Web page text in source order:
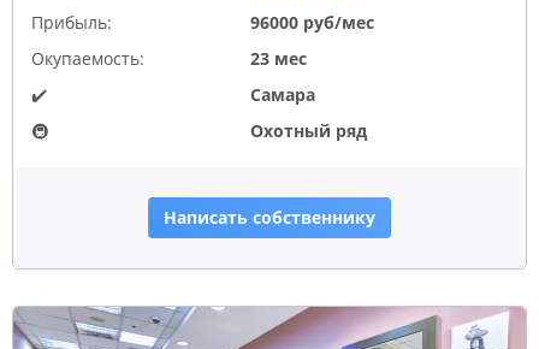
Прибыль:
96000 руб/мес
Окупаемость:
23 мес
✔️
Самара
🚇
Охотный ряд
Написать собственнику